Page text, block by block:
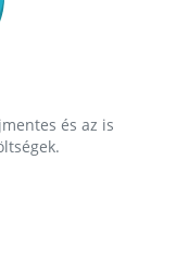
és az is